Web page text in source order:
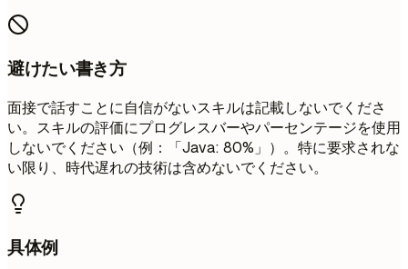
避けたい書き方
面接で話すことに自信がないスキルは記載しないでくださ
い。スキルの評価にプログレスバーやパーセンテージを使用
しないでください（例：「Java: 80%」）。特に要求されな
い限り、時代遅れの技術は含めないでください。
具体例